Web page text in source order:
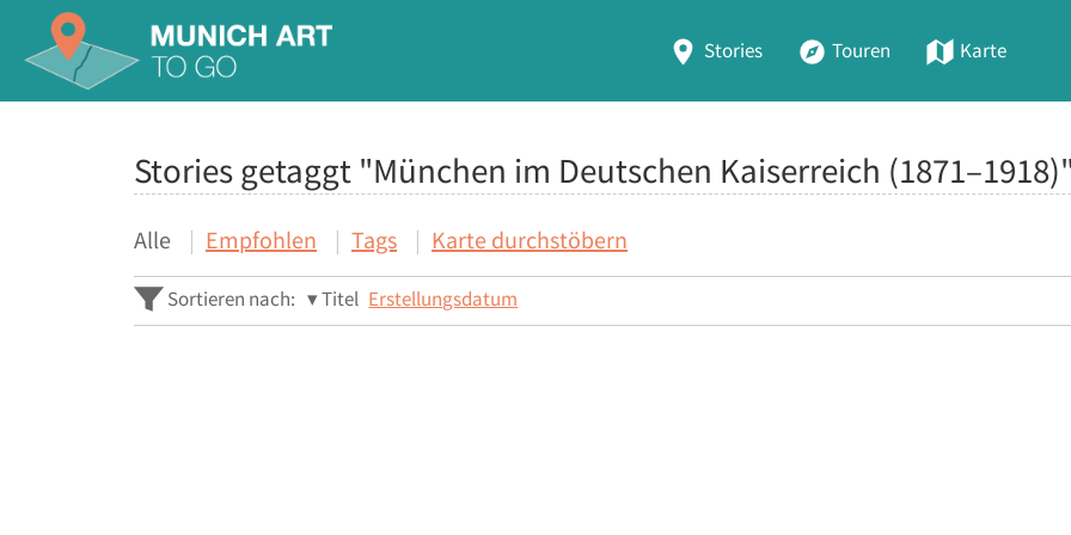
Stories Touren Karte
Stories getaggt "München im Deutschen Kaiserreich (1871–1918)"
Alle Empfohlen Tags Karte durchstöbern
Sortieren nach: Titel Erstellungsdatum